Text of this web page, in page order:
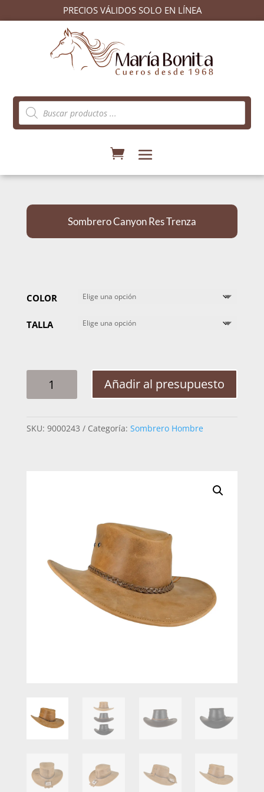
PRECIOS VÁLIDOS SOLO EN LÍNEA
Búsqueda
de
productos
Sombrero Canyon Res Trenza
COLOR
TALLA
CANYON
CANTIDAD
Añadir al presupuesto
SKU: 9000243 Categoría: Sombrero Hombre